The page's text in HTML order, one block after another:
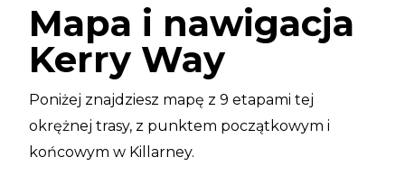
Mapa i nawigacja
Kerry Way
Poniżej znajdziesz mapę z 9 etapami tej
okrężnej trasy, z punktem początkowym i
końcowym w Killarney.